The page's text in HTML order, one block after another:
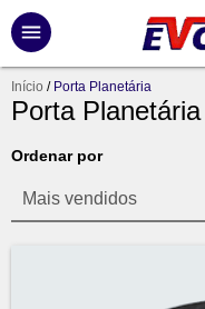
Início / Porta Planetária
Porta Planetária
Ordenar por